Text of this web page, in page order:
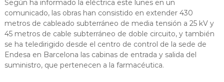
Según ha informado la eléctrica este lunes en un
comunicado, las obras han consistido en extender 430
metros de cableado subterráneo de media tensión a 25 kV y
45 metros de cable subterráneo de doble circuito, y también
se ha teledirigido desde el centro de control de la sede de
Endesa en Barcelona las cabinas de entrada y salida del
suministro, que pertenecen a la farmacéutica.